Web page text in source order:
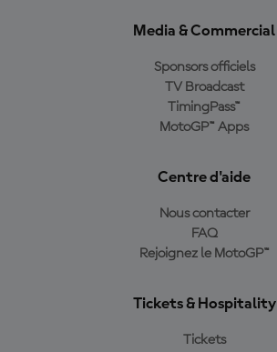
Media & Commercial
Sponsors officiels
TV Broadcast
TimingPass™
MotoGP™ Apps
Centre d'aide
Nous contacter
FAQ
Rejoignez le MotoGP™
Tickets & Hospitality
Tickets